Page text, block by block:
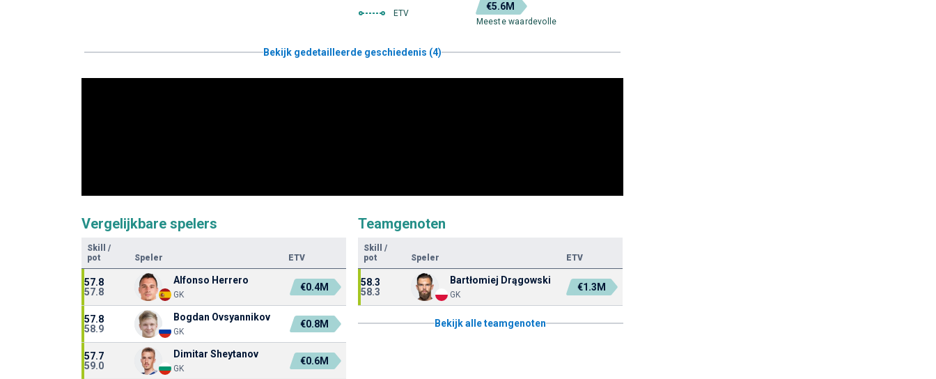
ETV
€5.6M
Meeste waardevolle
Bekijk gedetailleerde geschiedenis (4)
Vergelijkbare spelers
Skill
/
pot
Speler ETV
57.8
57.8
Alfonso Herrero
GK
€0.4M
57.8
58.9
Bogdan Ovsyannikov
GK
€0.8M
57.7
59.0
Dimitar Sheytanov
GK
€0.6M
Teamgenoten
Skill
/
pot
Speler ETV
58.3
58.3
Bartłomiej Drągowski
GK
€1.3M
Bekijk alle teamgenoten